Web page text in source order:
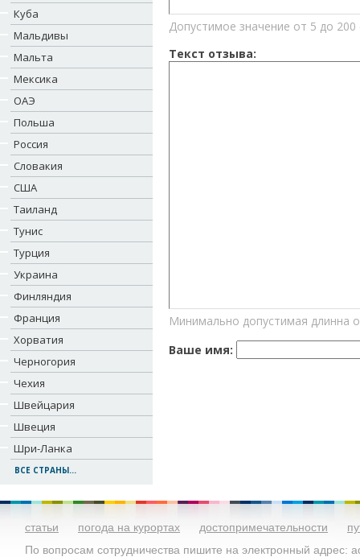
Куба
Мальдивы
Мальта
Мексика
ОАЭ
Польша
Россия
Словакия
США
Таиланд
Тунис
Турция
Украина
Финляндия
Франция
Хорватия
Черногория
Чехия
Швейцария
Швеция
Шри-Ланка
ВСЕ СТРАНЫ...
Допустимое значение от 5 до
Текст отзыва:
Минимально допустимая длинна
Ваше имя:
статьи погода на курортах достопримечательности
По вопросам сотрудничества пишите на электронный адрес: